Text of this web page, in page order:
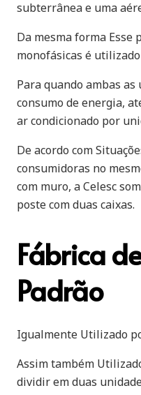
subterrânea e uma
Da mesma forma Esse
monofásicas é
Para quando ambas
consumo de energia,
ar condicionado por
De acordo com
consumidoras no
com muro, a Celesc
poste com duas caixas.
Fábrica
Padrão
Igualmente Utilizado
Assim também
dividir em duas